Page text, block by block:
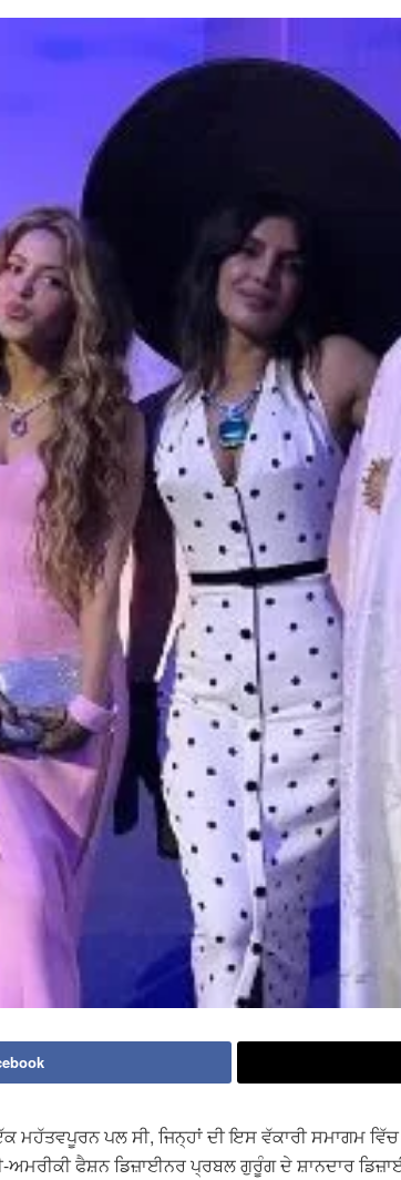
ਮਹੱਤਵਪੂਰਨ ਪਲ ਸੀ, ਜਿਨ੍ਹਾਂ ਦੀ ਇਸ ਵੱਕਾਰੀ ਸਮਾਗਮ
ਫੈਸ਼ਨ ਡਿਜ਼ਾਈਨਰ ਪ੍ਰਬਲ ਗੁਰੂੰਗ ਦੇ ਸ਼ਾਨਦਾਰ